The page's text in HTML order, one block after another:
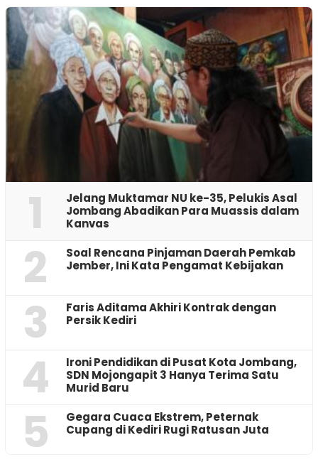
1
Jelang Muktamar NU ke-35, Pelukis Asal
Jombang Abadikan Para Muassis dalam
Kanvas
2
‎Soal Rencana Pinjaman Daerah Pemkab
Jember, Ini Kata Pengamat Kebijakan ‎
3
Faris Aditama Akhiri Kontrak dengan
Persik Kediri
4
Ironi Pendidikan di Pusat Kota Jombang,
SDN Mojongapit 3 Hanya Terima Satu
Murid Baru
5
‎Gegara Cuaca Ekstrem, Peternak
Cupang di Kediri Rugi Ratusan Juta